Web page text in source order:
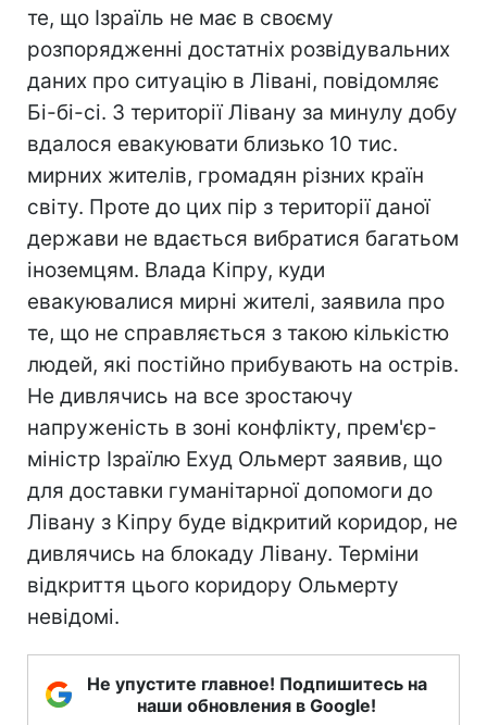
те, що Ізраїль не має в своєму
розпорядженні достатніх розвідувальних
даних про ситуацію в Лівані, повідомляє
Бі-бі-сі. З території Лівану за минулу добу
вдалося евакуювати близько 10 тис.
мирних жителів, громадян різних країн
світу. Проте до цих пір з території даної
держави не вдається вибратися багатьом
іноземцям. Влада Кіпру, куди
евакуювалися мирні жителі, заявила про
те, що не справляється з такою кількістю
людей, які постійно прибувають на острів.
Не дивлячись на все зростаючу
напруженість в зоні конфлікту, прем'єр-
міністр Ізраїлю Ехуд Ольмерт заявив, що
для доставки гуманітарної допомоги до
Лівану з Кіпру буде відкритий коридор, не
дивлячись на блокаду Лівану. Терміни
відкриття цього коридору Ольмерту
невідомі.
Не упустите главное! Подпишитесь на
наши обновления в Google!